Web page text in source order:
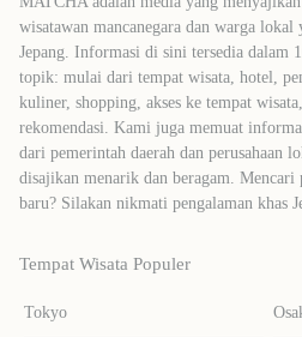
wisatawan mancanegara dan warga
Jepang. Informasi di sini tersedia dalam
topik: mulai dari tempat wisata, hotel,
kuliner, shopping, akses ke tempat
rekomendasi. Kami juga memuat
dari pemerintah daerah dan perusahaan
disajikan menarik dan beragam. Mencari
baru? Silakan nikmati pengalaman khas
Tempat Wisata Populer
Tokyo